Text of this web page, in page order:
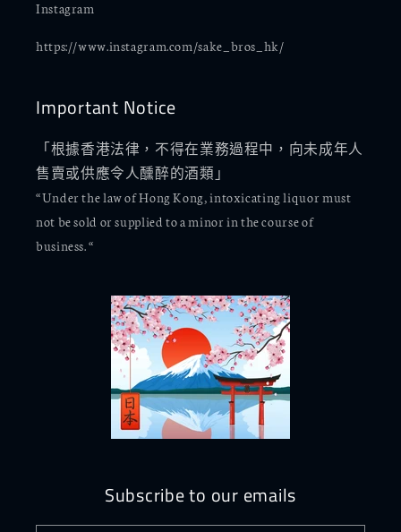
Instagram
https://www.instagram.com/sake_bros_hk/
Important Notice
「根據香港法律，不得在業務過程中，向未成年人
售賣或供應令人醺醉的酒類」
“Under the law of Hong Kong, intoxicating liquor must
not be sold or supplied to a minor in the course of
business. “
Subscribe to our emails